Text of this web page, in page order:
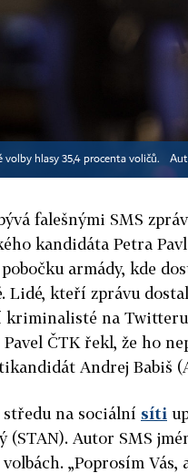
volby hlasy 35,4 procenta voličů.
falešnými SMS
kandidáta Petra
armády, kde
Lidé, kteří zprávu
kriminalisté na
Pavel ČTK řekl, že ho
Andrej Babiš
středu na sociální síti
Autor SMS
„Poprosím Vás,